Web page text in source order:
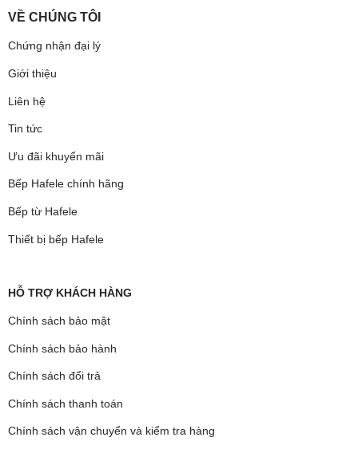
VỀ CHÚNG TÔI
Chứng nhận đại lý
Giới thiệu
Liên hệ
Tin tức
Ưu đãi khuyến mãi
Bếp Hafele chính hãng
Bếp từ Hafele
Thiết bị bếp Hafele
HỖ TRỢ KHÁCH HÀNG
Chính sách bảo mật
Chính sách bảo hành
Chính sách đổi trả
Chính sách thanh toán
Chính sách vận chuyển và kiểm tra hàng